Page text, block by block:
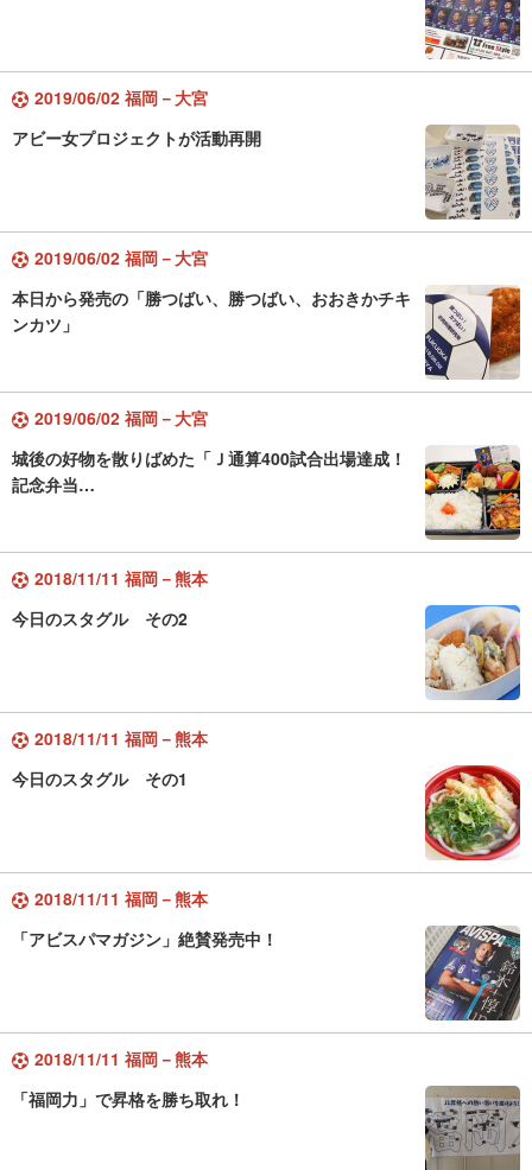
2019/06/02 福岡－大宮
アビー女プロジェクトが活動再開
2019/06/02 福岡－大宮
本日から発売の「勝つばい、勝つばい、おおきかチキ
ンカツ」
2019/06/02 福岡－大宮
城後の好物を散りばめた「Ｊ通算400試合出場達成！
記念弁当…
2018/11/11 福岡－熊本
今日のスタグル その2
2018/11/11 福岡－熊本
今日のスタグル その1
2018/11/11 福岡－熊本
「アビスパマガジン」絶賛発売中！
2018/11/11 福岡－熊本
「福岡力」で昇格を勝ち取れ！